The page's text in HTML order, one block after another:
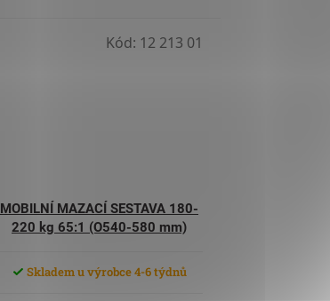
MOBILNÍ MAZACÍ SESTAVA 180-
220 kg 65:1 (O540-580 mm)
Skladem u výrobce 4-6 týdnů
Kód: 12 213 01